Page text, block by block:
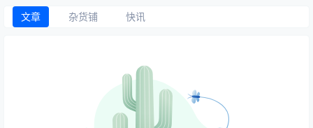
文章 杂货铺 快讯